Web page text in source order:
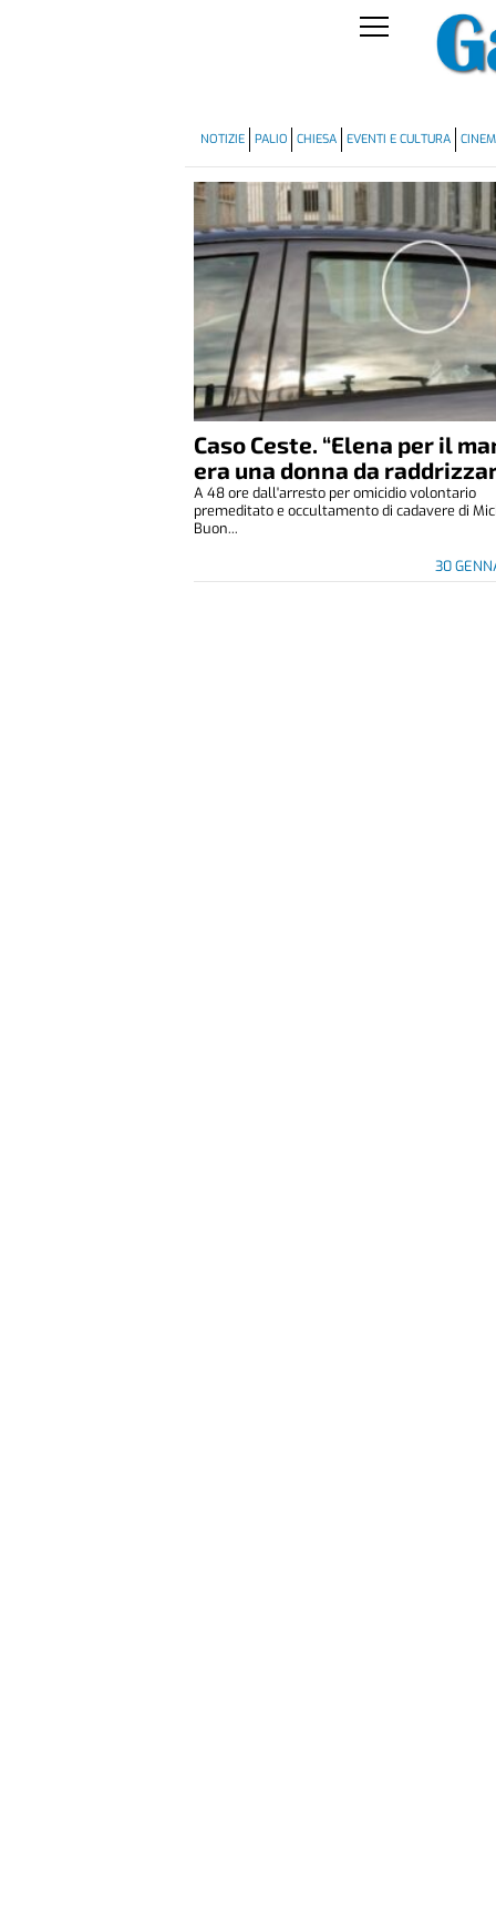
NOTIZIE PALIO CHIESA EVENTI E CULTURA
Caso Ceste. “Elena per il
era una donna da
30
A 48 ore dall'arresto per omicidio volontario
premeditato e occultamento di cadavere di
Buon...